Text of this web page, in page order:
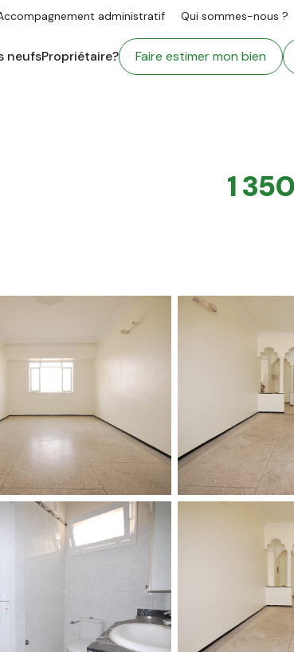
administratif Qui sommes-nous ?
neufsPropriétaire? Faire estimer mon bien
1